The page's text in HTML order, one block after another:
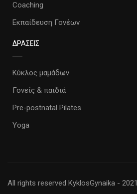
Coaching
Εκπαίδευση Γονέων
ΔΡΑΣΕΙΣ
Κύκλος μαμάδων
Γονείς & παιδιά
Pre-postnatal Pilates
Yoga
All rights reserved KyklosGynaika - 2021